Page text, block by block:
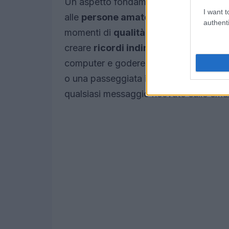
I want
alle persone amate
. Spesso, nella
momenti di qualità
creare ricordi indimenticabili
computer e godere della
o una passeggiata in un luogo nuovo
qualsiasi messaggio ricevuto sullo